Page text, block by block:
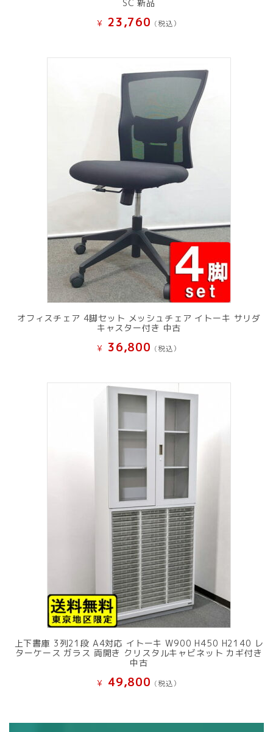
SC 新品
¥ 23,760 (税込）
オフィスチェア 4脚セット メッシュチェア イトーキ サリダ
キャスター付き 中古
¥ 36,800 (税込）
上下書庫 3列21段 A4対応 イトーキ W900 H450 H2140 レ
ターケース ガラス 両開き クリスタルキャビネット カギ付き
中古
¥ 49,800 (税込）